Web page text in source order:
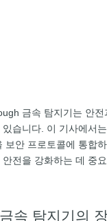
금속 탐지기는 안
습니다. 이 기사에서
보안 프로토콜에 통합
전을 강화하는 데 중
속 탐지기의